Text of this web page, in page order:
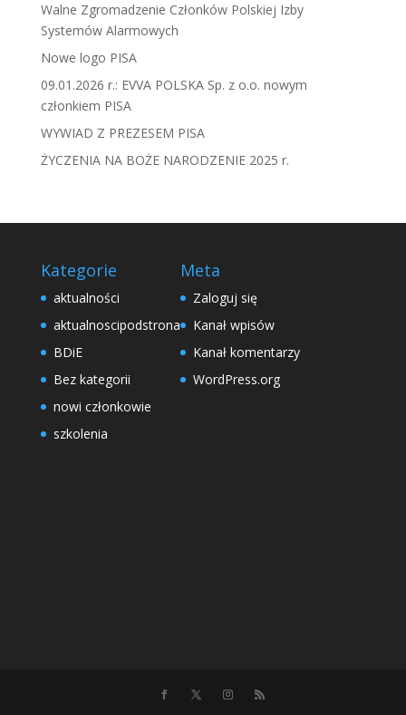
Walne Zgromadzenie Członków Polskiej Izby
Systemów Alarmowych
Nowe logo PISA
09.01.2026 r.: EVVA POLSKA Sp. z o.o. nowym
członkiem PISA
WYWIAD Z PREZESEM PISA
ŻYCZENIA NA BOŻE NARODZENIE 2025 r.
Kategorie
aktualności
aktualnoscipodstrona
BDiE
Bez kategorii
nowi członkowie
szkolenia
Meta
Zaloguj się
Kanał wpisów
Kanał komentarzy
WordPress.org